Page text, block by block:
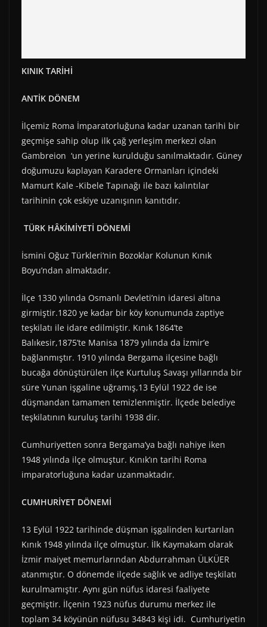
KINIK TARİHİ
ANTİK DÖNEM
İlçemiz Roma İmparatorluğuna kadar uzanan tarihi bir
geçmişe sahip olup ilk çağ yerleşim merkezi olan
Gambreion ‘un yerine kurulduğu sanılmaktadır. Güney
doğumuzu kaplayan Karadere Ormanları içindeki
Mamurt Kale -Kibele Tapınağı ile bazı kalıntılar
tarihinin çok eskiye uzanışının kanıtıdır.
TÜRK HÂKİMİYETİ DÖNEMİ
İsmini Oğuz Türkleri‘nin Bozoklar Kolunun Kınık
Boyu’ndan almaktadır.
İlçe 1330 yılında Osmanlı Devleti’nin idaresi altına
girmiştir.1820 ye kadar bir köy konumunda zaptiye
teşkilatı ile idare edilmiştir. Kınık 1864’te
Balıkesir,1875’te Manisa 1879 yılında da İzmir’e
bağlanmıştır. 1910 yılında Bergama ilçesine bağlı
bucağa dönüştürülen ilçe Kurtuluş Savaşı yıllarında bir
süre Yunan işgaline uğramış,13 Eylül 1922 de ise
düşmandan tamamen temizlenmiştir. İlçede belediye
teşkilatının kuruluş tarihi 1938 dir.
Cumhuriyetten sonra Bergama’ya bağlı nahiye iken
1948 yılında ilçe olmuştur. Kınık’ın tarihi Roma
imparatorluğuna kadar uzanmaktadır.
CUMHURİYET DÖNEMİ
13 Eylül 1922 tarihinde düşman işgalinden kurtarılan
Kınık 1948 yılında ilçe olmuştur. İlk Kaymakam olarak
İzmir maiyet memurlarından Abdurrahman ÜLKÜER
atanmıştır. O dönemde ilçede sağlık ve adliye teşkilatı
kurulmamıştır. Aynı gün nüfus idaresi faaliyete
geçmiştir. İlçenin 1923 nüfus durumu merkez ile
toplam 34 köyünün nüfusu 34843 kişi idi. Cumhuriyetin